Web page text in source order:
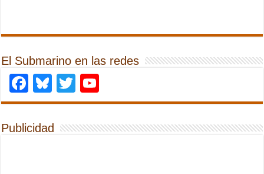
El Submarino en las redes
Facebook
Bluesky
Twitter
Publicidad